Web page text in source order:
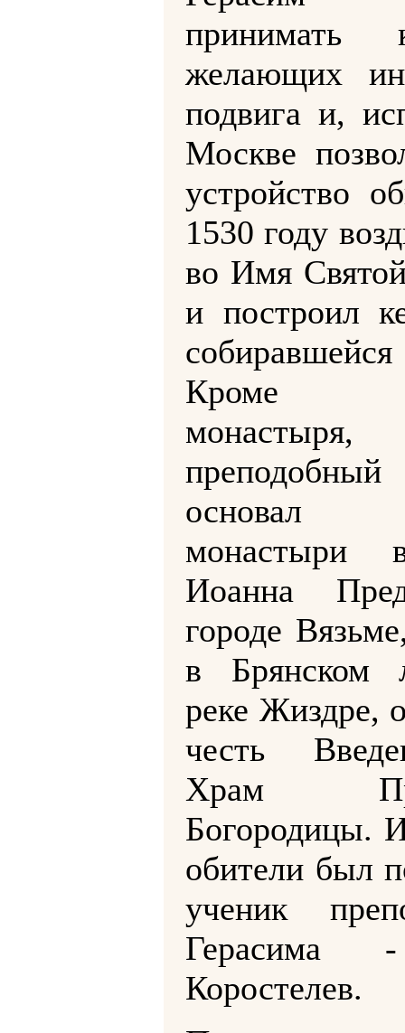
принимать
желающих
подвига и,
Москве
устройство
1530 году
во Имя
и построил
Кроме
монастыря,
преподобный
монастыри
Иоанна
городе
в Брянском
реке Жиздре,
честь
Храм
Богородицы.
обители был
ученик
Герасима
Коростелев.